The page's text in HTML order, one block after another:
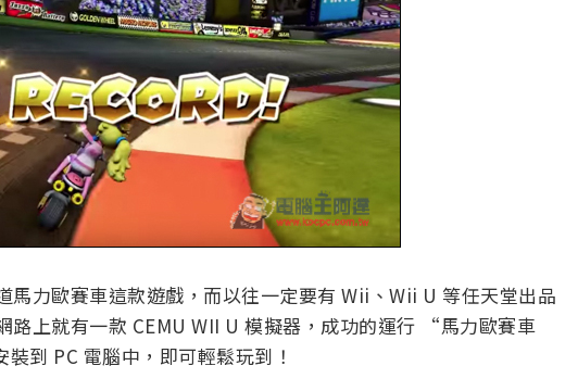
馬力歐賽車這款遊戲，而以往一定要有 Wii、Wii U 等任天堂出品
路上就有一款 CEMU WII U 模擬器，成功的運行 “馬力歐賽車
到 PC 電腦中，即可輕鬆玩到！